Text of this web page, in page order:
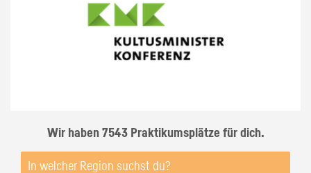
Wir haben 7543 Praktikumsplätze für dich.